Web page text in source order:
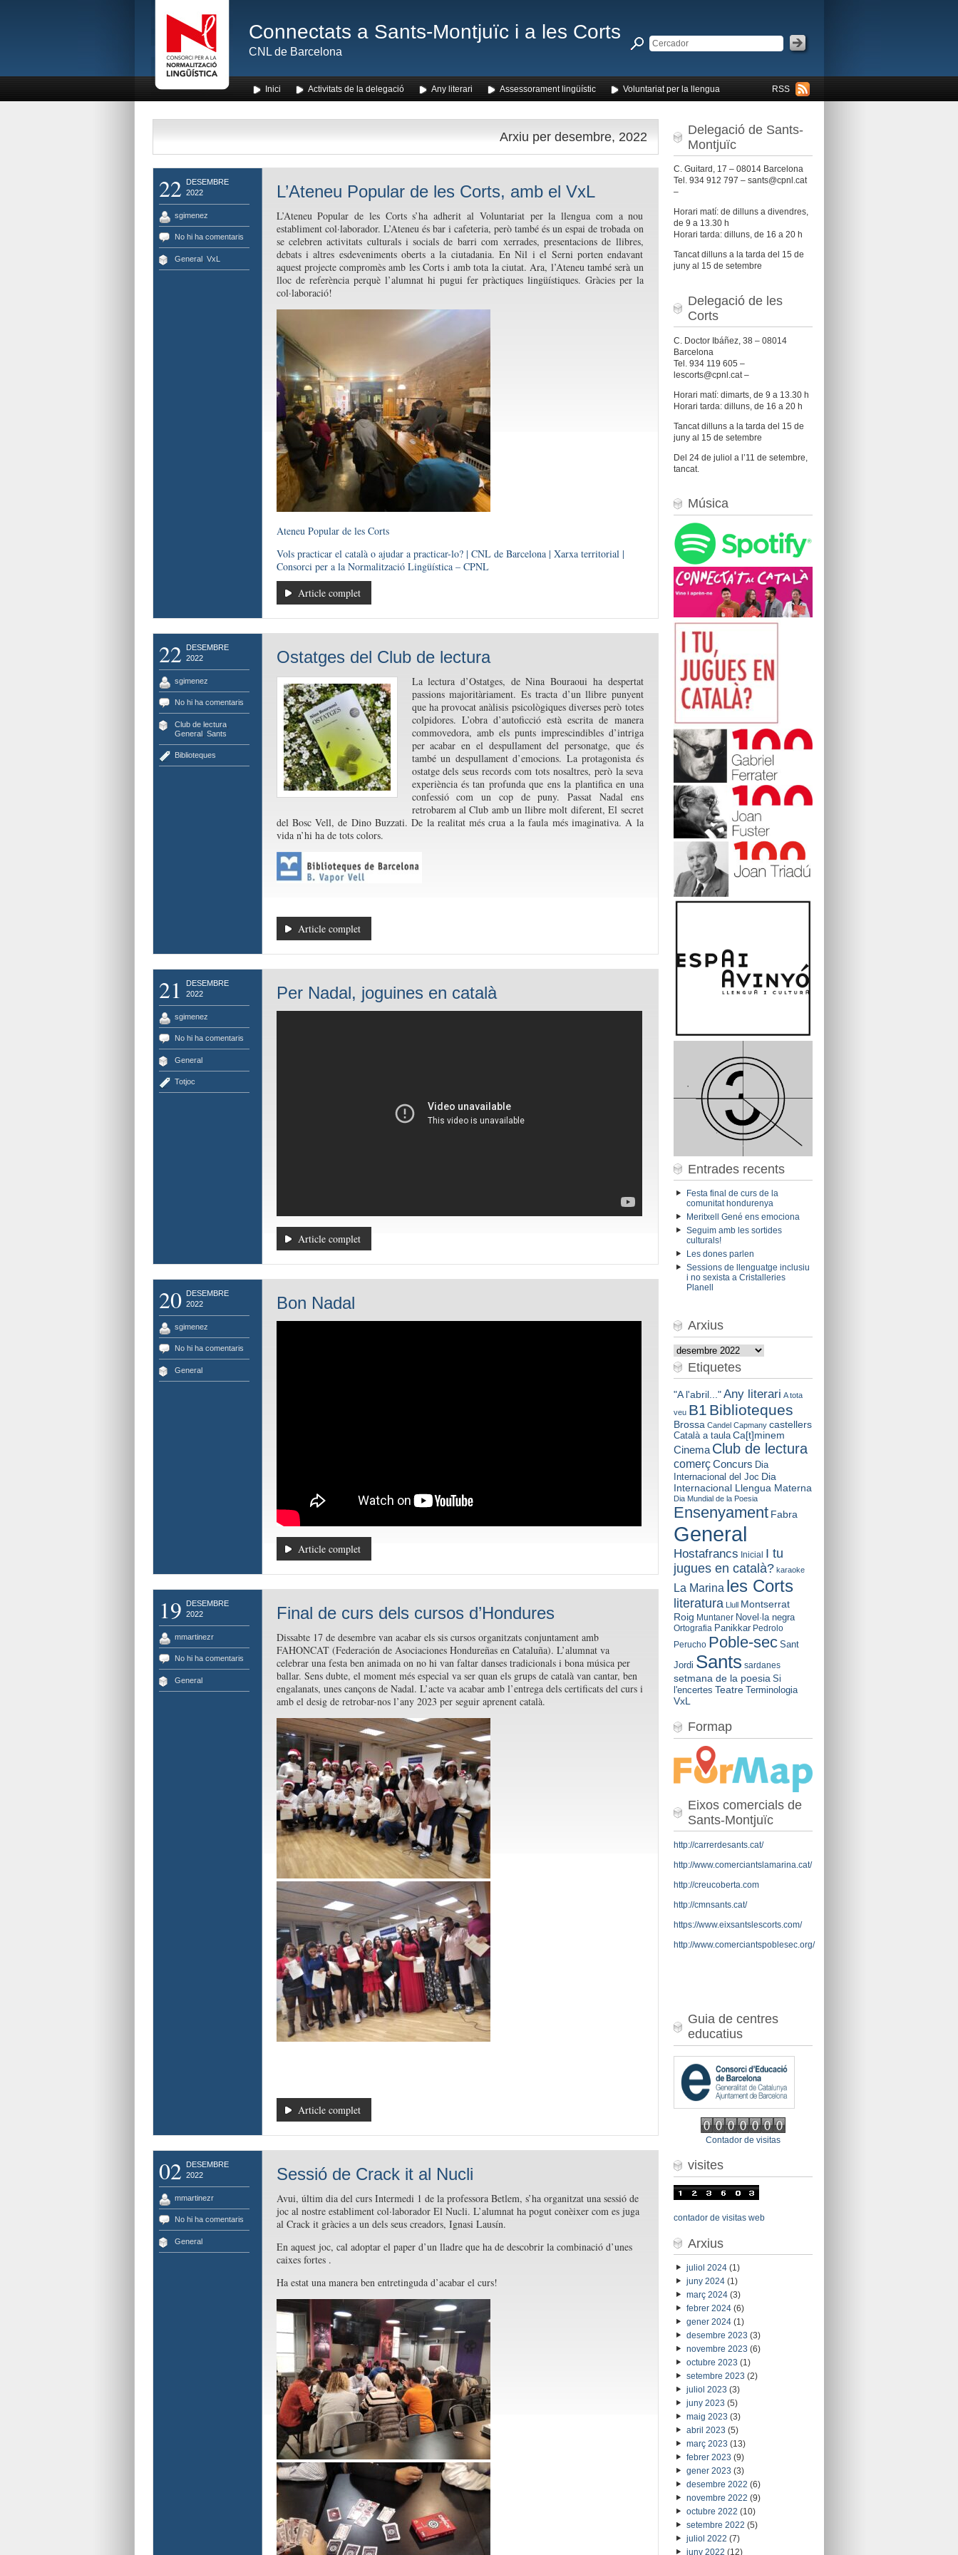
Connectats a Sants-Montjuïc i a les Corts
CNL de Barcelona
RSS
Inici Activitats de la delegació Any literari Assessorament lingüístic Voluntariat per la llengua
Arxiu per desembre, 2022
22
DESEMBRE
2022
sgimenez
No hi ha comentaris
General, VxL
L’Ateneu Popular de les Corts, amb el VxL
L’Ateneu Popular de les Corts s’ha adherit al Voluntariat per la llengua com a nou
establiment col·laborador. L’Ateneu és bar i cafeteria, però també és un espai de trobada on
se celebren activitats culturals i socials de barri com xerrades, presentacions de llibres,
debats i altres esdeveniments oberts a la ciutadania. En Nil i el Serni porten endavant
aquest projecte compromès amb les Corts i amb tota la ciutat. Ara, l’Ateneu també serà un
lloc de referència perquè l’alumnat hi pugui fer pràctiques lingüístiques. Gràcies per la
col·laboració!
Ateneu Popular de les Corts
Vols practicar el català o ajudar a practicar-lo? | CNL de Barcelona | Xarxa territorial |
Consorci per a la Normalització Lingüística – CPNL
Article complet
22
DESEMBRE
2022
sgimenez
No hi ha comentaris
Club de lectura,
General, Sants
Biblioteques
Ostatges del Club de lectura
La lectura d’Ostatges, de Nina Bouraoui ha despertat
passions majoritàriament. Es tracta d’un llibre punyent
que ha provocat anàlisis psicològiques diverses però totes
colpidores. L’obra d’autoficció està escrita de manera
commovedora, amb els punts imprescindibles d’intriga
per acabar en el despullament del personatge, que és
també un despullament d’emocions. La protagonista és
ostatge dels seus records com tots nosaltres, però la seva
experiència és tan profunda que ens la plantifica en una
confessió com un cop de puny. Passat Nadal ens
retrobarem al Club amb un llibre molt diferent, El secret
del Bosc Vell, de Dino Buzzati. De la realitat més crua a la faula més imaginativa. A la
vida n’hi ha de tots colors.
Article complet
21
DESEMBRE
2022
sgimenez
No hi ha comentaris
General
Totjoc
Per Nadal, joguines en català
Article complet
20
DESEMBRE
2022
sgimenez
No hi ha comentaris
General
Bon Nadal
Article complet
19
DESEMBRE
2022
mmartinezr
No hi ha comentaris
General
Final de curs dels cursos d’Hondures
Dissabte 17 de desembre van acabar els sis cursos organitzats conjuntament amb
FAHONCAT (Federación de Asociaciones Hondureñas en Cataluña). L’alumnat va
celebrar una festa ben animada on no hi van faltar danses tradicionals i bona música per
ballar. Sens dubte, el moment més especial va ser quan els grups de català van cantar, ben
engalanats, unes cançons de Nadal. L’acte va acabar amb l’entrega dels certificats del curs i
amb el desig de retrobar-nos l’any 2023 per seguir aprenent català.
Article complet
02
DESEMBRE
2022
mmartinezr
No hi ha comentaris
General
Sessió de Crack it al Nucli
Avui, últim dia del curs Intermedi 1 de la professora Betlem, s’ha organitzat una sessió de
joc al nostre establiment col·laborador El Nucli. L’alumnat ha pogut conèixer com es juga
al Crack it gràcies a un dels seus creadors, Ignasi Lausín.
En aquest joc, cal adoptar el paper d’un lladre que ha de descobrir la combinació d’unes
caixes fortes .
Ha estat una manera ben entretinguda d’acabar el curs!
Delegació de Sants-
Montjuïc
C. Guitard, 17 – 08014 Barcelona
Tel. 934 912 797 – sants@cpnl.cat
–
Horari matí: de dilluns a divendres,
de 9 a 13.30 h
Horari tarda: dilluns, de 16 a 20 h
Tancat dilluns a la tarda del 15 de
juny al 15 de setembre
Delegació de les
Corts
C. Doctor Ibáñez, 38 – 08014
Barcelona
Tel. 934 119 605 –
lescorts@cpnl.cat –
Horari matí: dimarts, de 9 a 13.30 h
Horari tarda: dilluns, de 16 a 20 h
Tancat dilluns a la tarda del 15 de
juny al 15 de setembre
Del 24 de juliol a l’11 de setembre,
tancat.
Música
Entrades recents
Festa final de curs de la
comunitat hondurenya
Meritxell Gené ens emociona
Seguim amb les sortides
culturals!
Les dones parlen
Sessions de llenguatge inclusiu
i no sexista a Cristalleries
Planell
Arxius
Arxius
Etiquetes
"A l'abril..." Any literari A tota
veu B1 Biblioteques
Brossa Candel Capmany castellers
Català a taula Ca[t]minem
Cinema Club de lectura
comerç Concurs Dia
Internacional del Joc Dia
Internacional Llengua Materna
Dia Mundial de la Poesia
Ensenyament Fabra
General
Hostafrancs Inicial I tu
jugues en català? karaoke
La Marina les Corts
literatura Llull Montserrat
Roig Muntaner Novel·la negra
Ortografia Panikkar Pedrolo
Perucho Poble-sec Sant
Jordi Sants sardanes
setmana de la poesia Si
l'encertes Teatre Terminologia
VxL
Formap
Eixos comercials de
Sants-Montjuïc
http://carrerdesants.cat/
http://www.comerciantslamarina.cat/
http://creucoberta.com
http://cmnsants.cat/
https://www.eixsantslescorts.com/
http://www.comerciantspoblesec.org/
Guia de centres
educatius
Contador de visitas
visites
contador de visitas web
Arxius
juliol 2024(1)
juny 2024(1)
març 2024(3)
febrer 2024(6)
gener 2024(1)
desembre 2023 (3)
novembre 2023 (6)
octubre 2023 (1)
setembre 2023 (2)
juliol 2023 (3)
juny 2023 (5)
maig 2023 (3)
abril 2023 (5)
març 2023 (13)
febrer 2023 (9)
gener 2023 (3)
desembre 2022 (6)
novembre 2022 (9)
octubre 2022 (10)
setembre 2022 (5)
juliol 2022 (7)
juny 2022 (12)